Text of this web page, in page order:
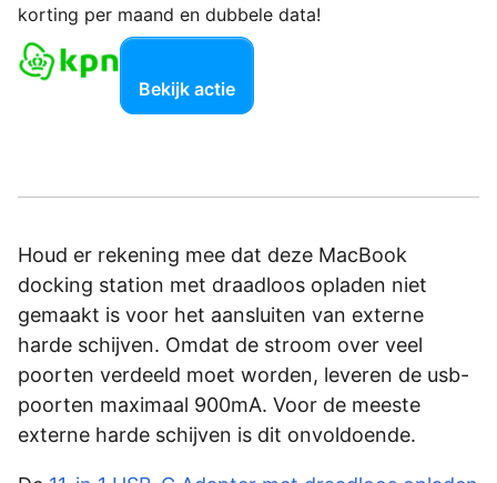
korting per maand en dubbele data!
Bekijk actie
Houd er rekening mee dat deze MacBook
docking station met draadloos opladen niet
gemaakt is voor het aansluiten van externe
harde schijven. Omdat de stroom over veel
poorten verdeeld moet worden, leveren de usb-
poorten maximaal 900mA. Voor de meeste
externe harde schijven is dit onvoldoende.